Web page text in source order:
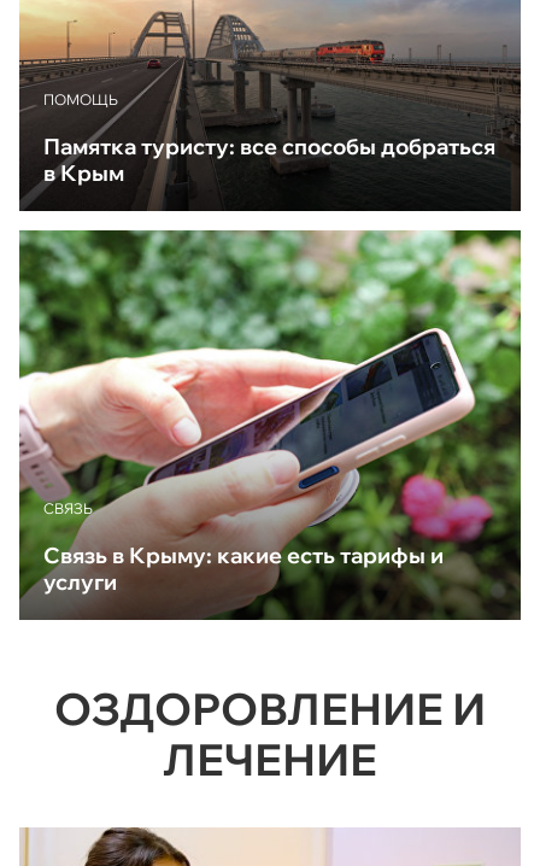
ПОМОЩЬ
Памятка туристу: все способы добраться
в Крым
CВЯЗЬ
Связь в Крыму: какие есть тарифы и
услуги
ОЗДОРОВЛЕНИЕ И
ЛЕЧЕНИЕ